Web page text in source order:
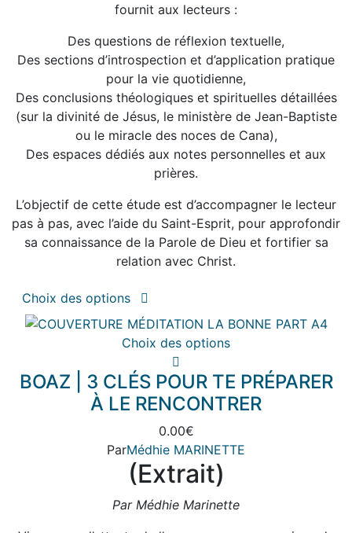
fournit aux lecteurs :
Des questions de réflexion textuelle,
Des sections d’introspection et d’application pratique
pour la vie quotidienne,
Des conclusions théologiques et spirituelles détaillées
(sur la divinité de Jésus, le ministère de Jean-Baptiste
ou le miracle des noces de Cana),
Des espaces dédiés aux notes personnelles et aux
prières.
L’objectif de cette étude est d’accompagner le lecteur
pas à pas, avec l’aide du Saint-Esprit, pour approfondir
sa connaissance de la Parole de Dieu et fortifier sa
relation avec Christ.
Choix des options
Ce
a
plusieurs
variations.
Les
options
peuvent
être
choisies
sur
la
Choix des optionsCe
a
plusieurs
options
choisies
BOAZ | 3 CLÉS POUR TE PRÉPARER
À LE RENCONTRER
0.00€
ParMédhie MARINETTE
(Extrait)
Par Médhie Marinette